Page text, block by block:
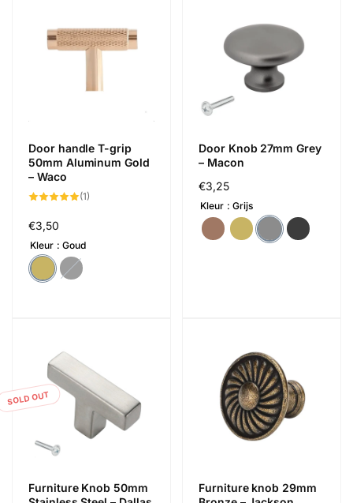
Door handle T-grip
50mm Aluminum Gold
– Waco
(1)
Regular
price
€3,50
Kleur Goud
Door Knob 27mm Grey
– Macon
Regular
price
€3,25
Kleur Grijs
SOLD OUT
Furniture Knob 50mm
Furniture knob 29mm